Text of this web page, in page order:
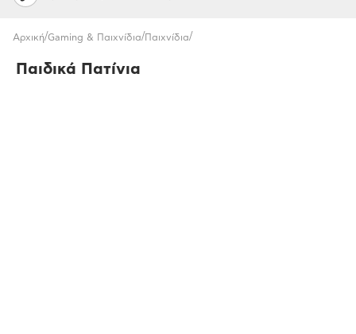
Αρχική/Gaming & Παιχνίδια/Παιχνίδια/
Παιδικά Πατίνια